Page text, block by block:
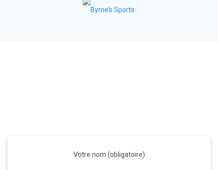
Byrne’s Sports
Votre nom (obligatoire)